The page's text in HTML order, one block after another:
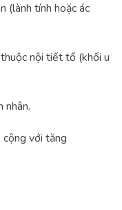
(lành tính hoặc ác
nội tiết tố (khối u
nhân.
với tăng